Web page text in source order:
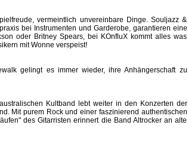
vermeintlich unvereinbare Dinge. Souljazz &
bei Instrumenten und Garderobe, garantieren eine
oder Britney Spears, bei KOnfluX kommt alles was
mit Wonne verspeist!
gelingt es immer wieder, ihre Anhängerschaft zu
Kultband lebt weiter in den Konzerten der
Mit purem Rock und einer faszinierend authentischen
des Gitarristen erinnert die Band Altrocker an alte